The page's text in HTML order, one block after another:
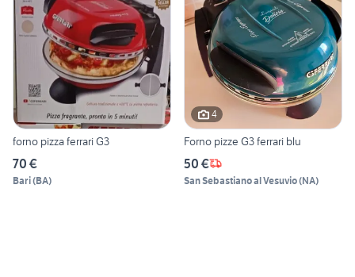
forno pizza ferrari G3
70 €
Bari(BA)
4
Forno pizze G3 ferrari blu
50 €
San Sebastiano al Vesuvio(NA)